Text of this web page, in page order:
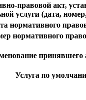
правовой акт,
услуги (дата,
нормативного
нормативного
принявшего
Услуга по